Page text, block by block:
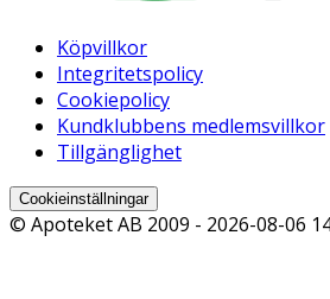
Köpvillkor
Integritetspolicy
Cookiepolicy
Kundklubbens medlemsvillkor
Tillgänglighet
Cookieinställningar
© Apoteket AB 2009 - 2026-08-06